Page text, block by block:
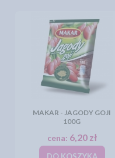
MAKAR - JAGODY GOJI
100G
cena: 6,20 zł